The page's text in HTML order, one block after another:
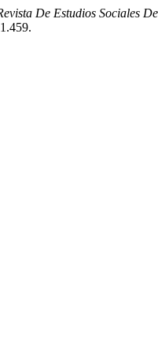
De Estudios Sociales